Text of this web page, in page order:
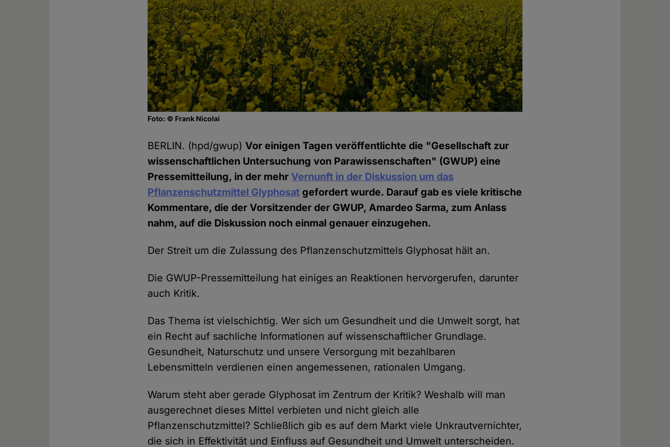
Foto: © Frank Nicolai
BERLIN. (hpd/gwup)Vor einigen Tagen veröffentlichte die "Gesellschaft zur
wissenschaftlichen Untersuchung von Parawissenschaften" (GWUP) eine
Pressemitteilung, in der mehr Vernunft in der Diskussion um das
Pflanzenschutzmittel Glyphosat gefordert wurde. Darauf gab es viele kritische
Kommentare, die der Vorsitzender der GWUP, Amardeo Sarma, zum Anlass
nahm, auf die Diskussion noch einmal genauer einzugehen.
Der Streit um die Zulassung des Pflanzenschutzmittels Glyphosat hält an.
Die GWUP-Pressemitteilung hat einiges an Reaktionen hervorgerufen, darunter
auch Kritik.
Das Thema ist vielschichtig. Wer sich um Gesundheit und die Umwelt sorgt, hat
ein Recht auf sachliche Informationen auf wissenschaftlicher Grundlage.
Gesundheit, Naturschutz und unsere Versorgung mit bezahlbaren
Lebensmitteln verdienen einen angemessenen, rationalen Umgang.
Warum steht aber gerade Glyphosat im Zentrum der Kritik? Weshalb will man
ausgerechnet dieses Mittel verbieten und nicht gleich alle
Pflanzenschutzmittel? Schließlich gib es auf dem Markt viele Unkrautvernichter,
die sich in Effektivität und Einfluss auf Gesundheit und Umwelt unterscheiden.